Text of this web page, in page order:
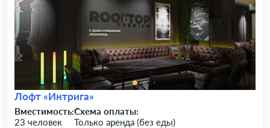
Лофт «Интрига»
Вместимость:
23 человек
Схема оплаты:
Только аренда (без еды)